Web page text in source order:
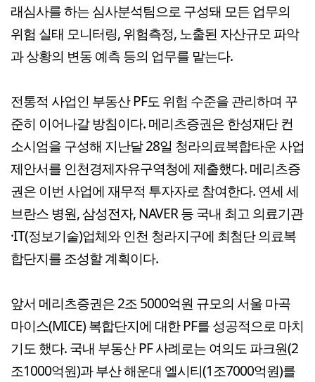
래심사를 하는 심사분석팀으로 구성돼 모든 업무의
위험 실태 모니터링, 위험측정, 노출된 자산규모 파악
과 상황의 변동 예측 등의 업무를 맡는다.
전통적 사업인 부동산 PF도 위험 수준을 관리하며 꾸
준히 이어나갈 방침이다. 메리츠증권은 한성재단 컨
소시엄을 구성해 지난달 28일 청라의료복합타운 사업
제안서를 인천경제자유구역청에 제출했다. 메리츠증
권은 이번 사업에 재무적 투자자로 참여한다. 연세 세
브란스 병원, 삼성전자, NAVER 등 국내 최고 의료기관
·IT(정보기술)업체와 인천 청라지구에 최첨단 의료복
합단지를 조성할 계획이다.
앞서 메리츠증권은 2조 5000억원 규모의 서울 마곡
마이스(MICE) 복합단지에 대한 PF를 성공적으로 마치
기도 했다. 국내 부동산 PF 사례로는 여의도 파크원(2
조1000억원)과 부산 해운대 엘시티(1조7000억원)를